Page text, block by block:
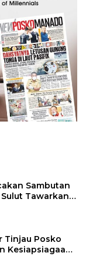
Sambutan
Tawarkan
Tinjau Posko
Kesiapsiagaan